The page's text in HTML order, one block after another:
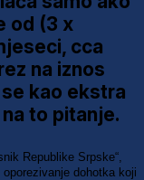
od (3 x
cca
na iznos
kao ekstra
to pitanje.
Republike Srpske“,
dohotka koji